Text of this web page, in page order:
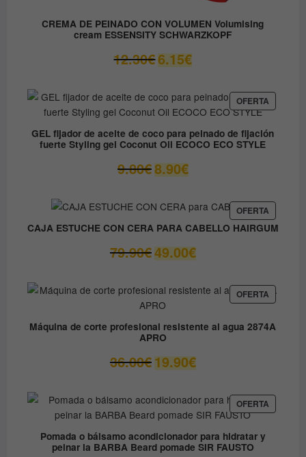
CREMA DE PEINADO CON VOLUMEN Volumising
cream ESSENSITY SCHWARZKOPF
12.30€El
precio
era:
12.30€.
6.15€El
precio
es:
6.15€.
OFERTA
EN
GEL fijador de aceite de coco para peinado de fijación
fuerte Styling gel Coconut Oil ECOCO ECO STYLE
9.80€ El
precio
era:
9.80€.
8.90€El
precio
es:
8.90€.
OFERTA
EN
CAJA ESTUCHE CON CERA PARA CABELLO HAIRGUM
79.90€ El
precio
era:
79.90€.
49.00€El
precio
es:
OFERTA
EN
Máquina de corte profesional resistente al agua 2874A
APRO
36.00€ El
precio
era:
36.00€.
19.90€El
precio
es:
19.90€.
OFERTA
EN
Pomada o bálsamo acondicionador para hidratar y
peinar la BARBA Beard pomade SIR FAUSTO